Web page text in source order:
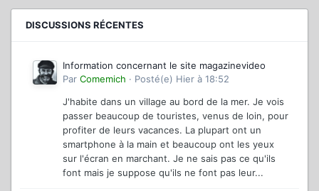
DISCUSSIONS RÉCENTES
Information concernant le site magazinevideo
Par Comemich · Posté(e) Hier à 18:52
J'habite dans un village au bord de la mer. Je vois
passer beaucoup de touristes, venus de loin, pour
profiter de leurs vacances. La plupart ont un
smartphone à la main et beaucoup ont les yeux
sur l'écran en marchant. Je ne sais pas ce qu'ils
font mais je suppose qu'ils ne font pas leur...